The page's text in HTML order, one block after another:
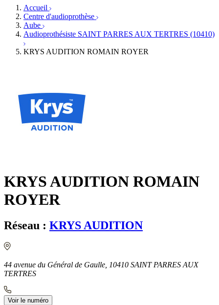
Écoles spécialisées
Fournisseurs
Associations
Services ORL
Orthophonistes
Formations et écoles
Organismes / Syndicats
Produits
Ressources
Accueil
Centre d'audioprothèse
Aube
Audioprothésiste SAINT PARRES AUX TERTRES (10410)
KRYS AUDITION ROMAIN ROYER
KRYS AUDITION ROMAIN
ROYER
Réseau : KRYS AUDITION
44 avenue du Général de Gaulle, 10410 SAINT PARRES AUX
TERTRES
Voir le numéro